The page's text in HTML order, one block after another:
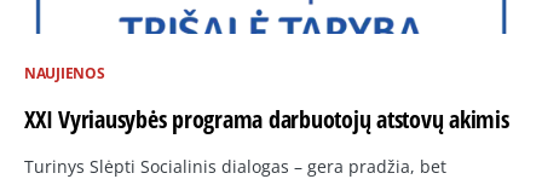
NAUJIENOS
XXI Vyriausybės programa darbuotojų atstovų akimis
Turinys Slėpti Socialinis dialogas – gera pradžia, bet